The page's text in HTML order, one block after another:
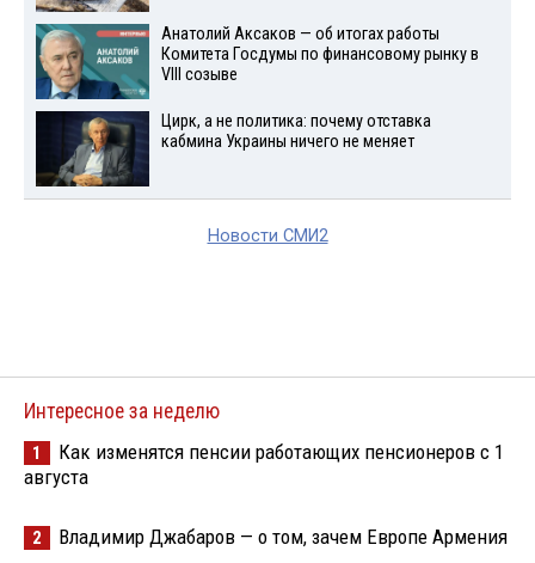
Анатолий Аксаков — об итогах работы
Комитета Госдумы по финансовому рынку в
VIII созыве
Цирк, а не политика: почему отставка
кабмина Украины ничего не меняет
Новости СМИ2
Интересное за неделю
1
Как изменятся пенсии работающих пенсионеров с 1
августа
2 Владимир Джабаров — о том, зачем Европе Армения